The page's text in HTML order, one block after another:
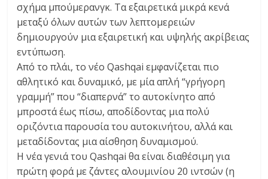
σχήμα μπούμερανγκ. Τα εξαιρετικά μικρά κενά
μεταξύ όλων αυτών των λεπτομερειών
δημιουργούν μια εξαιρετική και υψηλής ακρίβειας
εντύπωση.
Από το πλάι, το νέο Qashqai εμφανίζεται πιο
αθλητικό και δυναμικό, με μία απλή “γρήγορη
γραμμή” που “διαπερνά” το αυτοκίνητο από
μπροστά έως πίσω, αποδίδοντας μια πολύ
οριζόντια παρουσία του αυτοκινήτου, αλλά και
μεταδίδοντας μια αίσθηση δυναμισμού.
Η νέα γενιά του Qashqai θα είναι διαθέσιμη για
πρώτη φορά με ζάντες αλουμινίου 20 ιντσών (η